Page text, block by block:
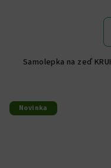
Samolepka na zeď
Novinka